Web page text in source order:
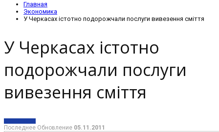
Главная
Экономика
У Черкасах істотно подорожчали послуги вивезення сміття
У Черкасах істотно
подорожчали послуги
вивезення сміття
Последнее Обновление 05.11.2011